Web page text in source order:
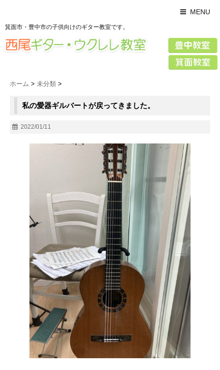
MENU
箕面市・豊中市の子供向けのギター教室です。
ホーム > 未分類 >
私の愛器ギルバートが戻ってきました。
2022/01/11